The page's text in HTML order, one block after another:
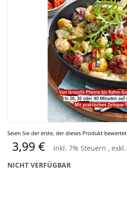
Seien Sie der erste, der dieses Produkt bewertet
3,99 € Inkl. 7% Steuern , exkl.
NICHT VERFÜGBAR
Zum
Anfang
der
Bildergalerie
springen